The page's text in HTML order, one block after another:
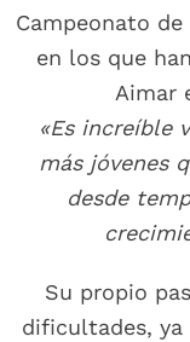
Campeonato
en los que
Aimar
«Es increíble
más jóvenes
desde
Su propio
dificultades,